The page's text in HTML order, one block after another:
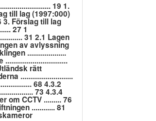
19 1.
till lag (1997:000)
3. Förslag till lag
27 1
31 2.1 Lagen
av avlyssning
....................
rätt
...........................
68 4.3.2
73 4.3.4
om CCTV ......... 76
............ 81